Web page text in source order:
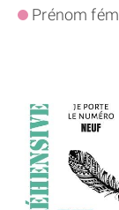
Prénom